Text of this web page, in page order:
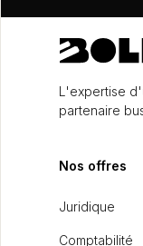
L'expertise
partenaire
Nos offres
Juridique
Comptabilité